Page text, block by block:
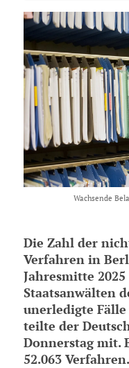
Wachsende
Die Zahl der
Verfahren in
Jahresmitte
Staatsanwälten
unerledigte Fälle
teilte der
Donnerstag mit.
52.063 Verfahren.